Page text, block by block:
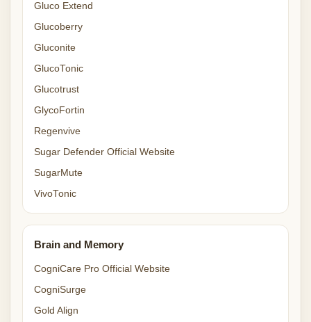
Gluco Extend
Glucoberry
Gluconite
GlucoTonic
Glucotrust
GlycoFortin
Regenvive
Sugar Defender Official Website
SugarMute
VivoTonic
Brain and Memory
CogniCare Pro Official Website
CogniSurge
Gold Align